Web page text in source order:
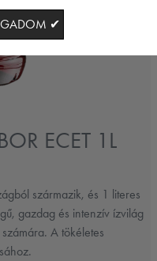
ECET 1L
származik, és 1 literes
gazdag és intenzív ízvilág
A tökéletes
✔